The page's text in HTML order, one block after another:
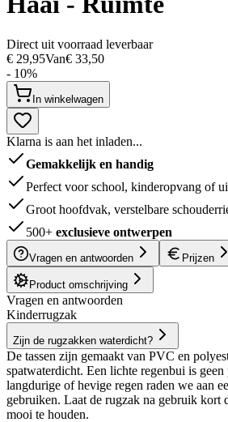
Direct uit voorraad leverbaar
€ 29,95Van€ 33,50
- 10%
In winkelwagen
Klarna is aan het inladen...
Gemakkelijk en handig
Perfect voor school, kinderopvang of
Groot hoofdvak, verstelbare
500+ exclusieve ontwerpen
Vragen en antwoorden Prijzen
Product omschrijving
Vragen en antwoorden
Kinderrugzak
Zijn de rugzakken waterdicht?
De tassen zijn gemaakt van PVC en
spatwaterdicht. Een lichte regenbui is
langdurige of hevige regen raden we aan
gebruiken. Laat de rugzak na gebruik kort
mooi te houden.